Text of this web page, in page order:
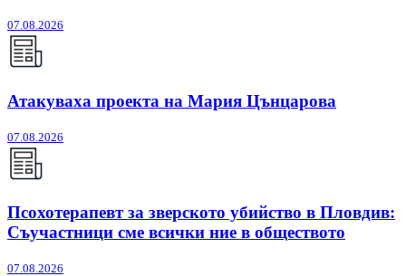
07.08.2026
Атакуваха проекта на Мария Цънцарова
07.08.2026
Псохотерапевт за зверското убийство в Пловдив:
Съучастници сме всички ние в обществото
07.08.2026